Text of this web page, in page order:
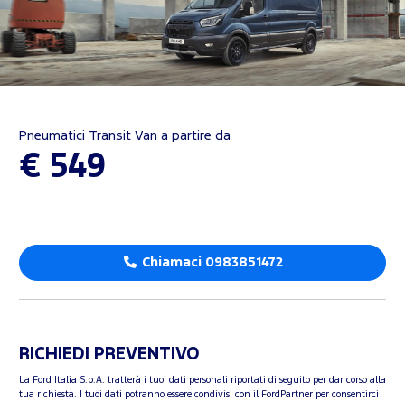
Pneumatici Transit Van a partire da
€ 549
Chiamaci 0983851472
RICHIEDI PREVENTIVO
La Ford Italia S.p.A. tratterà i tuoi dati personali riportati di seguito per dar corso alla
tua richiesta. I tuoi dati potranno essere condivisi con il FordPartner per consentirci